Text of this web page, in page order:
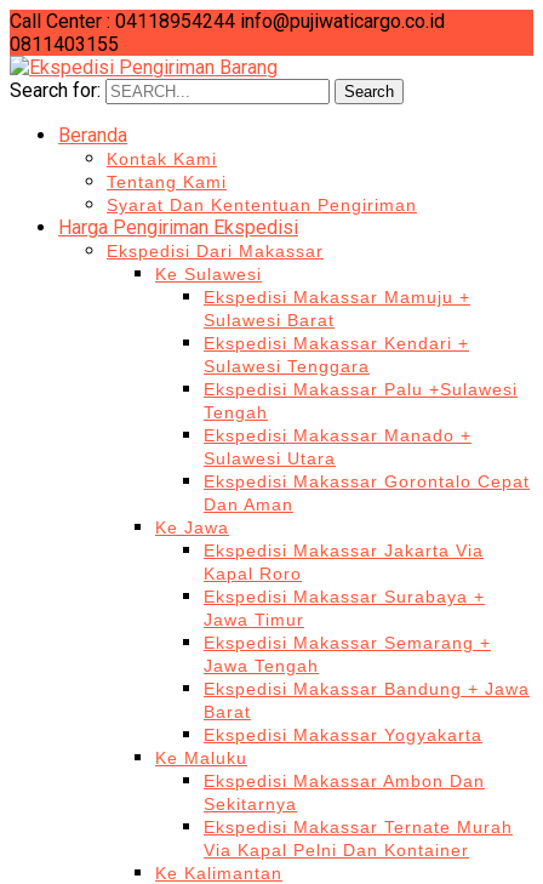
Call Center : 04118954244 info@pujiwaticargo.co.id
0811403155
Search for:
Search
Beranda
Kontak Kami
Tentang Kami
Syarat Dan Kententuan Pengiriman
Harga Pengiriman Ekspedisi
Ekspedisi Dari Makassar
Ke Sulawesi
Ekspedisi Makassar Mamuju +
Sulawesi Barat
Ekspedisi Makassar Kendari +
Sulawesi Tenggara
Ekspedisi Makassar Palu +Sulawesi
Tengah
Ekspedisi Makassar Manado +
Sulawesi Utara
Ekspedisi Makassar Gorontalo Cepat
Dan Aman
Ke Jawa
Ekspedisi Makassar Jakarta Via
Kapal Roro
Ekspedisi Makassar Surabaya +
Jawa Timur
Ekspedisi Makassar Semarang +
Jawa Tengah
Ekspedisi Makassar Bandung + Jawa
Barat
Ekspedisi Makassar Yogyakarta
Ke Maluku
Ekspedisi Makassar Ambon Dan
Sekitarnya
Ekspedisi Makassar Ternate Murah
Via Kapal Pelni Dan Kontainer
Ke Kalimantan